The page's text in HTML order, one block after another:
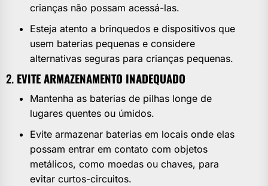
crianças não possam acessá-las.
Esteja atento a brinquedos e dispositivos que
usem baterias pequenas e considere
alternativas seguras para crianças pequenas.
2. EVITE ARMAZENAMENTO INADEQUADO
Mantenha as baterias de pilhas longe de
lugares quentes ou úmidos.
Evite armazenar baterias em locais onde elas
possam entrar em contato com objetos
metálicos, como moedas ou chaves, para
evitar curtos-circuitos.